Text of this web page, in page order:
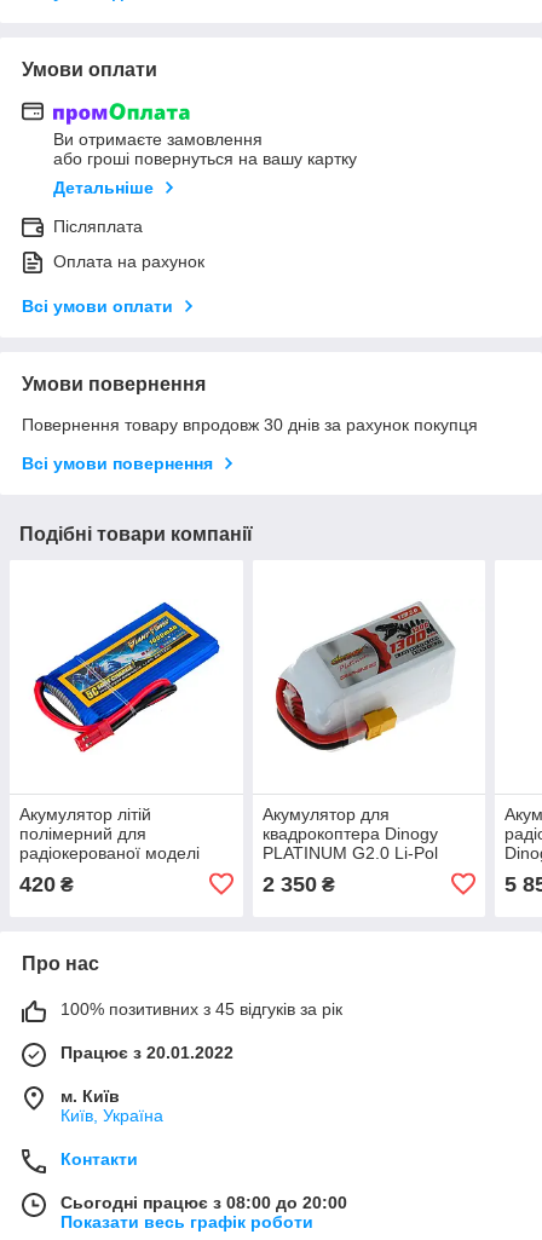
Умови оплати
Ви отримаєте замовлення
або гроші повернуться на вашу картку
Детальніше
Післяплата
Оплата на рахунок
Всі умови оплати
Умови повернення
Повернення товару впродовж 30 днів за рахунок покупця
Всі умови повернення
Подібні товари компанії
Акумулятор літій
полімерний для
радіокерованої моделі
Giant Power (Dinogy) Li-Pol
1000 мАг 3.7 В JST 35C
420 ₴
Акумулятор для
квадрокоптера Dinogy
PLATINUM G2.0 Li-Pol
1300 мАг 22.2 В 77x35x50
мм XT60 130C amc
2 350₴
amc
5
Про нас
100% позитивних з 45 відгуків за рік
Працює з 20.01.2022
м. Київ
Київ, Україна
Контакти
Сьогодні працює з 08:00 до 20:00
Показати весь графік роботи